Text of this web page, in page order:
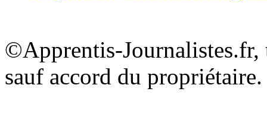
©Apprentis-
sauf accord du propriétaire.